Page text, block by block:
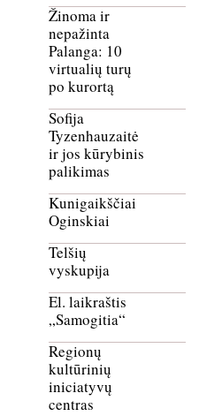
Žinoma ir
nepažinta
Palanga: 10
virtualių turų
po kurortą
Sofija
Tyzenhauzaitė
ir jos kūrybinis
palikimas
Kunigaikščiai
Oginskiai
Telšių
vyskupija
El. laikraštis
„Samogitia“
Regionų
kultūrinių
iniciatyvų
centras